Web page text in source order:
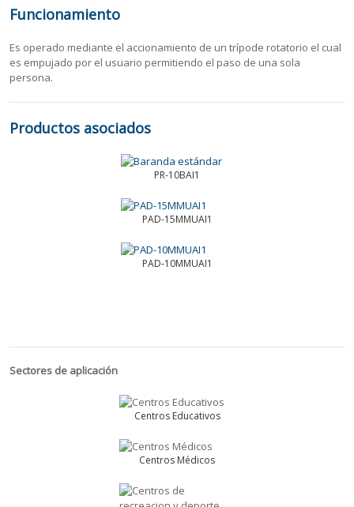
Funcionamiento
Es operado mediante el accionamiento de un trípode rotatorio el cual
es empujado por el usuario permitiendo el paso de una sola
persona.
Productos asociados
PR-10BAI1
PAD-15MMUAI1
PAD-10MMUAI1
Sectores de aplicación
Centros Educativos
Centros Médicos